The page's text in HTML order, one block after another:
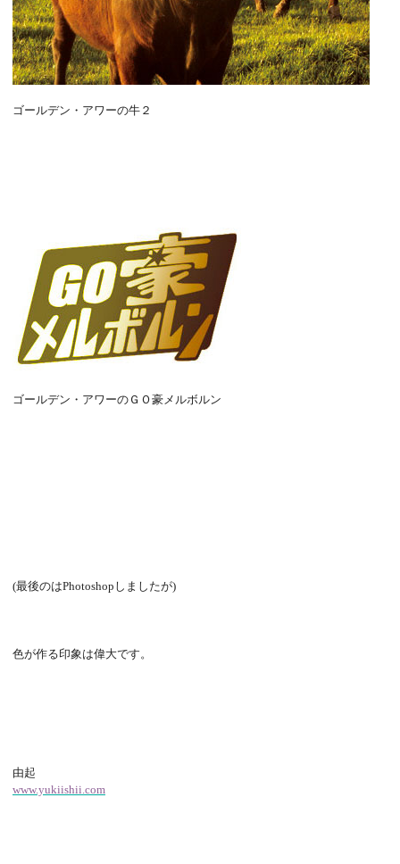
ゴールデン・アワーの牛２
ゴールデン・アワーのＧＯ豪メルボルン
(最後のはPhotoshopしましたが)
色が作る印象は偉大です。
由起
www.yukiishii.com